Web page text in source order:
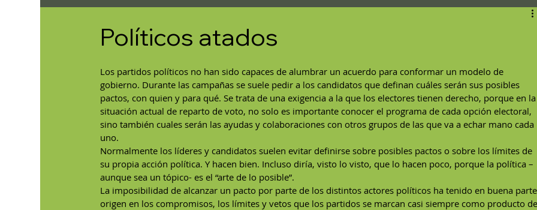
Políticos atados
Los partidos políticos no han sido capaces de alumbrar un acuerdo para conformar un modelo de
gobierno. Durante las campañas se suele pedir a los candidatos que definan cuáles serán sus posibles
pactos, con quien y para qué. Se trata de una exigencia a la que los electores tienen derecho, porque en
situación actual de reparto de voto, no solo es importante conocer el programa de cada opción electoral,
sino también cuales serán las ayudas y colaboraciones con otros grupos de las que va a echar mano cada
uno.
Normalmente los líderes y candidatos suelen evitar definirse sobre posibles pactos o sobre los límites de
su propia acción política. Y hacen bien. Incluso diría, visto lo visto, que lo hacen poco, porque la política –
aunque sea un tópico- es el “arte de lo posible”.
La imposibilidad de alcanzar un pacto por parte de los distintos actores políticos ha tenido en buena
origen en los compromisos, los límites y vetos que los partidos se marcan casi siempre como producto